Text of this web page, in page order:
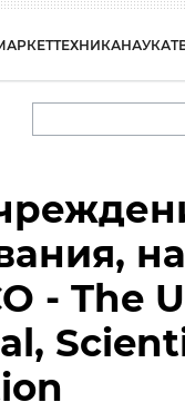
ТЕХНИКАНАУКА
- The